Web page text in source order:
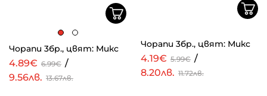
Чорапи 3бр., цвят: Микс
4.89€ 6.99€ /
9.56лв. 13.67лв.
Чорапи 3бр., цвят: Микс
4.19€ 5.99€ /
8.20лв. 11.72лв.